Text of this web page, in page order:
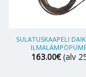
SULATUSKAAPELI
163.00€ (alv